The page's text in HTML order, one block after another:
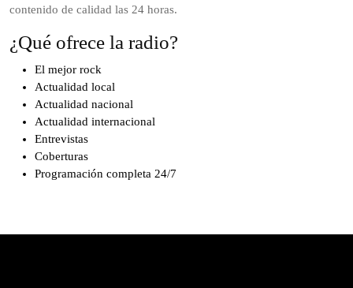
contenido de calidad las 24 horas.
¿Qué ofrece la radio?
El mejor rock
Actualidad local
Actualidad nacional
Actualidad internacional
Entrevistas
Coberturas
Programación completa 24/7